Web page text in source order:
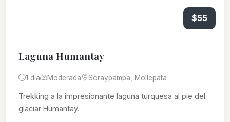
$55
Laguna Humantay
1 día Moderada Soraypampa, Mollepata
Trekking a la impresionante laguna turquesa al pie del
glaciar Humantay.